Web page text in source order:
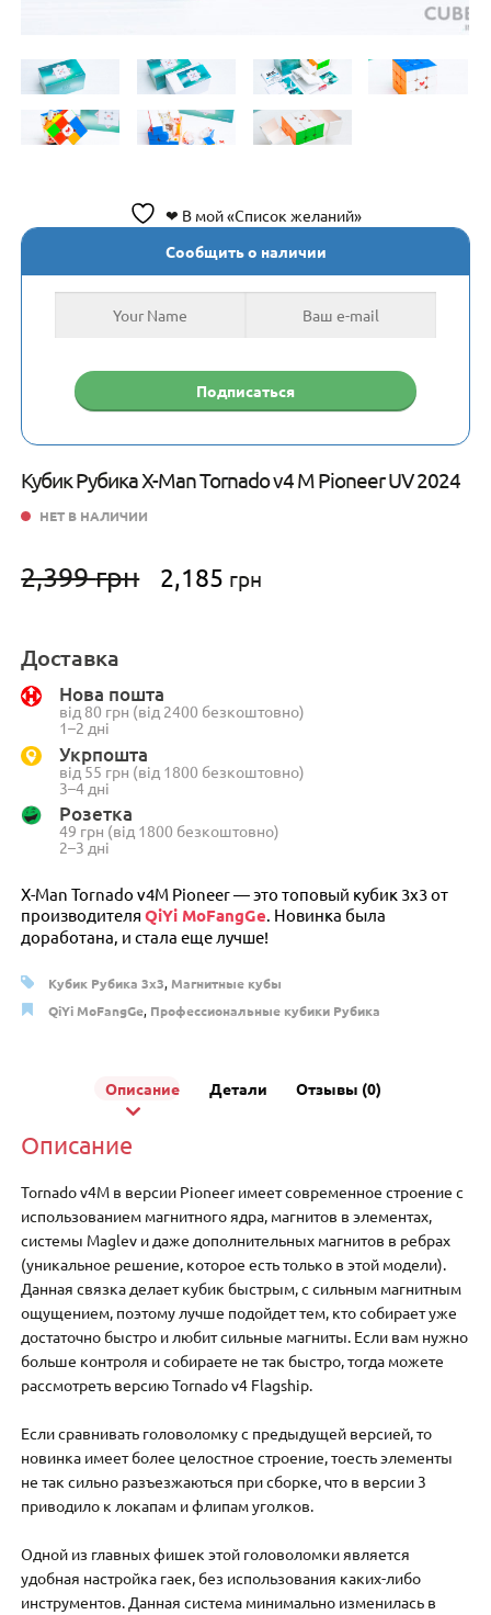
❤ В мой «Список желаний»
Кубик Рубика X-Man Tornado v4 M Pioneer UV 2024
2,399грн
Первоначальная
цена
2,185 грн
X-Man Tornado v4M Pioneer — это топовый кубик 3х3 от
производителяQiYi MoFangGe. Новинка была
доработана, и стала еще лучше!
НЕТ В НАЛИЧИИ
Сообщить о наличии
Доставка
Нова пошта
від 80 грн (від 2400 безкоштовно)
1–2 дні
Укрпошта
від 55 грн (від 1800 безкоштовно)
3–4 дні
Розетка
49 грн (від 1800 безкоштовно)
2–3 дні
Кубик Рубика 3x3, Магнитные кубы
QiYi MoFangGe, Профессиональные кубики Рубика
Описание Детали Отзывы (0)
Описание
Tornado v4M в версии Pioneer имеет современное строение с
использованием магнитного ядра, магнитов в элементах,
системы Maglev и даже дополнительных магнитов в ребрах
(уникальное решение, которое есть только в этой модели).
Данная связка делает кубик быстрым, с сильным магнитным
ощущением, поэтому лучше подойдет тем, кто собирает уже
достаточно быстро и любит сильные магниты. Если вам нужно
больше контроля и собираете не так быстро, тогда можете
рассмотреть версию Tornado v4 Flagship.
Если сравнивать головоломку с предыдущей версией, то
новинка имеет более целостное строение, тоесть элементы
не так сильно разъезжаються при сборке, что в версии 3
приводило к локапам и флипам уголков.
Одной из главных фишек этой головоломки является
удобная настройка гаек, без использования каких-либо
инструментов. Данная система минимально изменилась в